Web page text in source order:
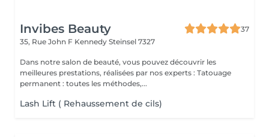
Invibes Beauty
37
35, Rue John F Kennedy Steinsel 7327
Dans notre salon de beauté, vous pouvez découvrir les
meilleures prestations, réalisées par nos experts : Tatouage
permanent : toutes les méthodes,...
Lash Lift ( Rehaussement de cils)